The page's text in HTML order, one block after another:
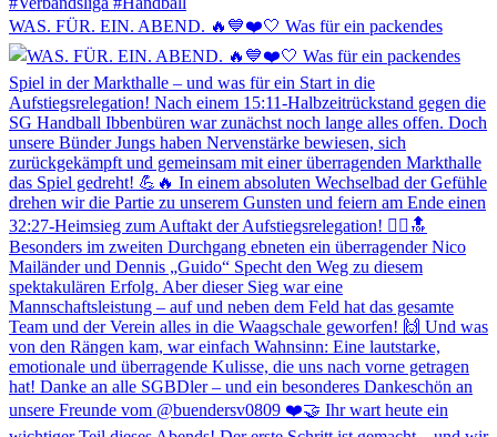
WAS. FÜR. EIN. ABEND. 🔥💙❤️🤍 Was für ein packendes